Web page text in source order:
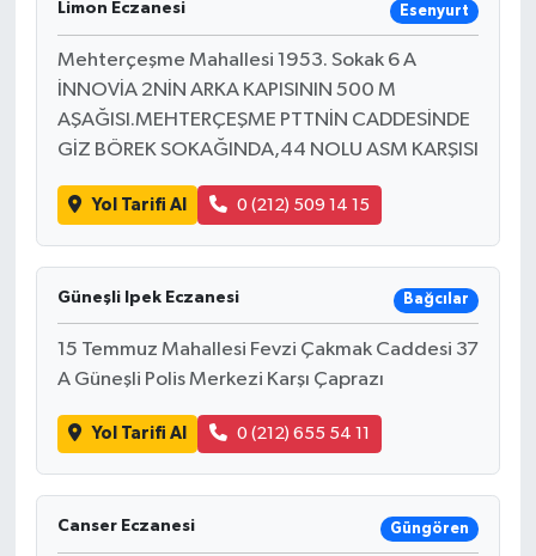
Limon Eczanesi Esenyurt
Mehterçeşme Mahallesi 1953. Sokak 6 A
İNNOVİA 2NİN ARKA KAPISININ 500 M
AŞAĞISI.MEHTERÇEŞME PTTNİN CADDESİNDE
GİZ BÖREK SOKAĞINDA,44 NOLU ASM KARŞISI
Yol Tarifi Al 0 (212) 509 14 15
Güneşli Ipek Eczanesi Bağcılar
15 Temmuz Mahallesi Fevzi Çakmak Caddesi 37
A Güneşli Polis Merkezi Karşı Çaprazı
Yol Tarifi Al 0 (212) 655 54 11
Canser Eczanesi Güngören